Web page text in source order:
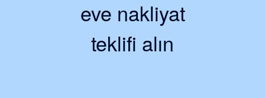
eve nakliyat
teklifi alın